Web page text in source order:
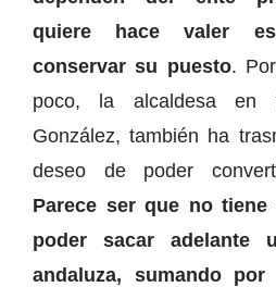
quiere hace valer
conservar su puesto.
poco, la alcaldesa en
González, también ha
deseo de poder
Parece ser que no
poder sacar adelante
andaluza, sumando